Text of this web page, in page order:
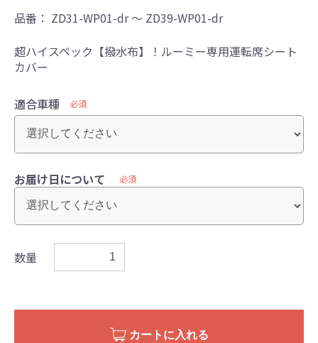
品番： ZD31-WP01-dr ～ ZD39-WP01-dr
超ハイスペック【撥水布】！ルーミー専用運転席シート
カバー
適合車種 必須
お届け日について 必須
数量
カートに入れる